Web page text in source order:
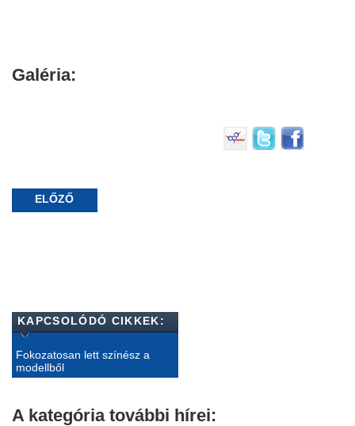
Galéria:
ELŐZŐ
KAPCSOLÓDÓ CIKKEK:
Fokozatosan lett színész a
modellből
A kategória további hírei: